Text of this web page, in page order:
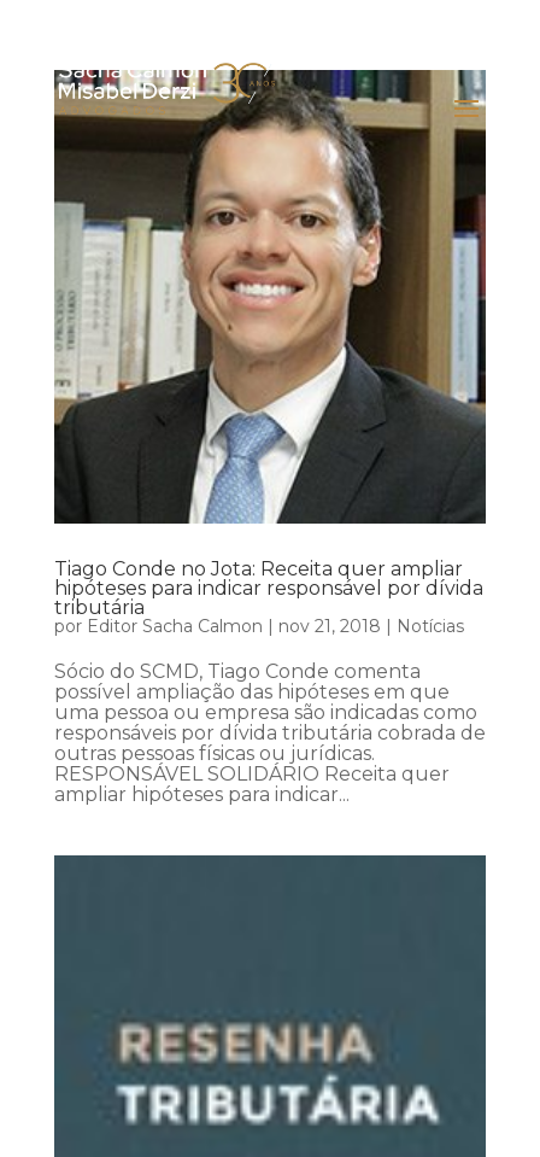
Tiago Conde no Jota: Receita quer ampliar
hipóteses para indicar responsável por dívida
tributária
por Editor Sacha Calmon | nov 21, 2018 | Notícias
Sócio do SCMD, Tiago Conde comenta
possível ampliação das hipóteses em que
uma pessoa ou empresa são indicadas como
responsáveis por dívida tributária cobrada de
outras pessoas físicas ou jurídicas.
RESPONSÁVEL SOLIDÁRIO Receita quer
ampliar hipóteses para indicar...